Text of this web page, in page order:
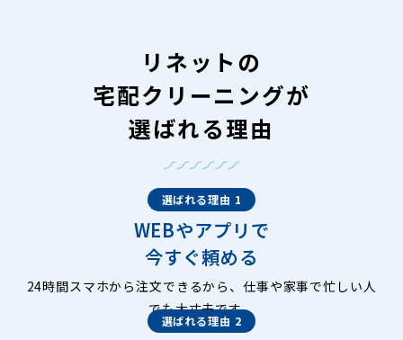
リネットの
宅配クリーニングが
選ばれる理由
選ばれる理由 1
WEBやアプリで
今すぐ頼める
24時間スマホから注文できるから、仕事や家事で忙しい人
でも大丈夫です。
選ばれる理由 2